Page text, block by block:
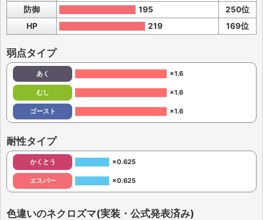
防御
195
250位
HP
219 169位
弱点タイプ
あく ×1.6
むし ×1.6
ゴースト ×1.6
耐性タイプ
かくとう ×0.625
エスパー ×0.625
色違いのネクロズマ(実装・公式発表済み)